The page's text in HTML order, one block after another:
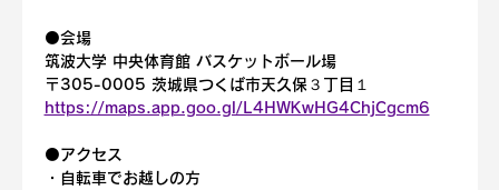
⚫️会場
筑波大学 中央体育館 バスケットボール場
〒305-0005 茨城県つくば市天久保３丁目１
https://maps.app.goo.gl/L4HWKwHG4ChjCgcm6
⚫️アクセス
・自転車でお越しの方